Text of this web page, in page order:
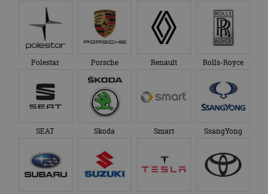
Polestar Porsche Renault Rolls-Royce
SEAT Skoda Smart SsangYong